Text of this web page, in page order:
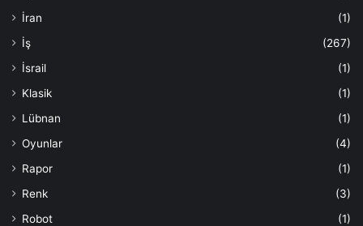
İran
(1)
İş
(267)
İsrail
(1)
Klasik
(1)
Lübnan
(1)
Oyunlar
(4)
Rapor
(1)
Renk
(3)
Robot
(1)